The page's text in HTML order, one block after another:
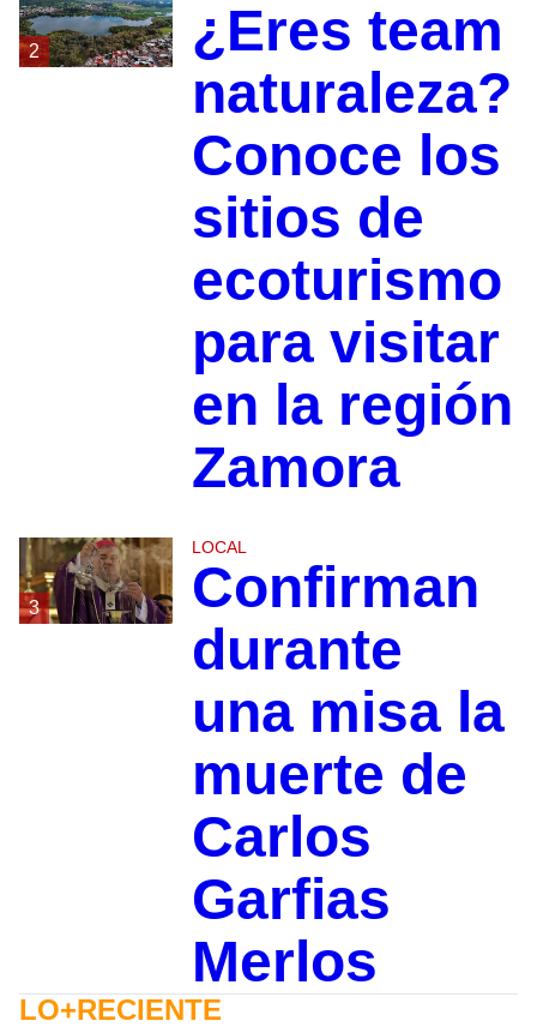
2
¿Eres team
naturaleza?
Conoce los
sitios de
ecoturismo
para visitar
en la región
Zamora
3
LOCAL
Confirman
durante
una misa la
muerte de
Carlos
Garfias
Merlos
LO+RECIENTE